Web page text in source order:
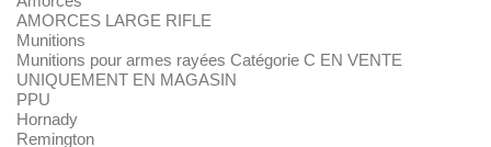
AMORCES LARGE RIFLE
Munitions
Munitions pour armes rayées Catégorie C EN VENTE
UNIQUEMENT EN MAGASIN
PPU
Hornady
Remington